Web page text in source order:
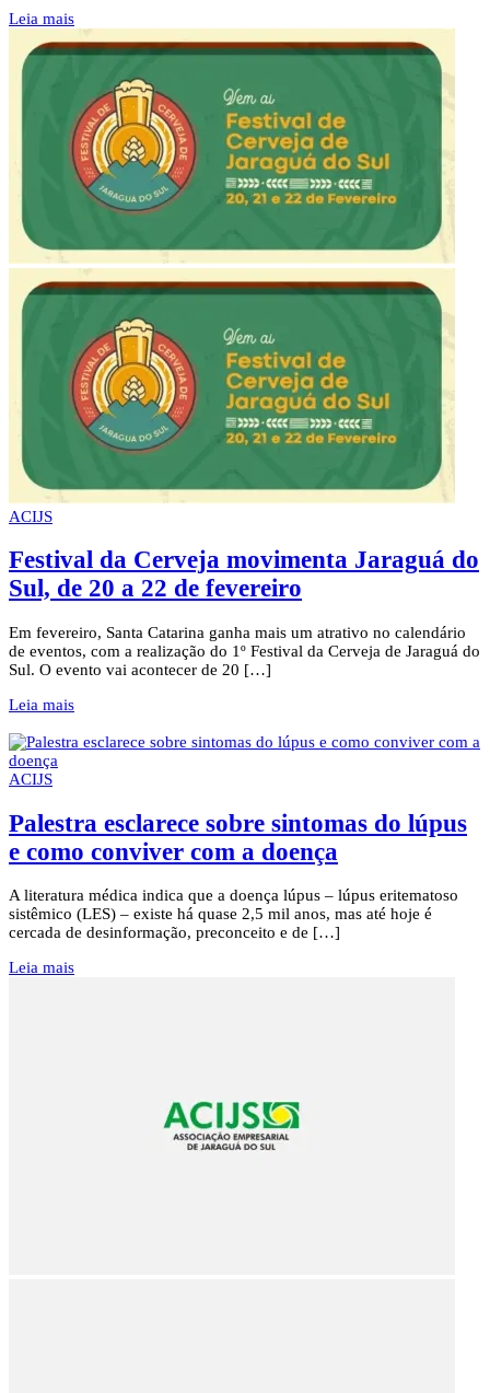
Leia mais
ACIJS
Festival da Cerveja movimenta Jaraguá do
Sul, de 20 a 22 de fevereiro
Em fevereiro, Santa Catarina ganha mais um atrativo no calendário
de eventos, com a realização do 1º Festival da Cerveja de Jaraguá do
Sul. O evento vai acontecer de 20 […]
Leia mais
ACIJS
Palestra esclarece sobre sintomas do lúpus
e como conviver com a doença
A literatura médica indica que a doença lúpus – lúpus eritematoso
sistêmico (LES) – existe há quase 2,5 mil anos, mas até hoje é
cercada de desinformação, preconceito e de […]
Leia mais